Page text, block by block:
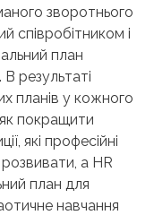
зворотнього
співробітником і
план
результаті
планів у кожного
як покращити
які професійні
а HR
план для
навчання